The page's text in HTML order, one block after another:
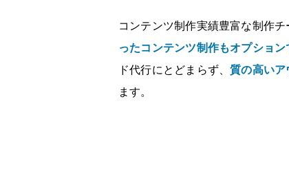
コンテンツ制作実績豊富な制作
ったコンテンツ制作もオプショ
ド代行にとどまらず、質の高いア
ます。